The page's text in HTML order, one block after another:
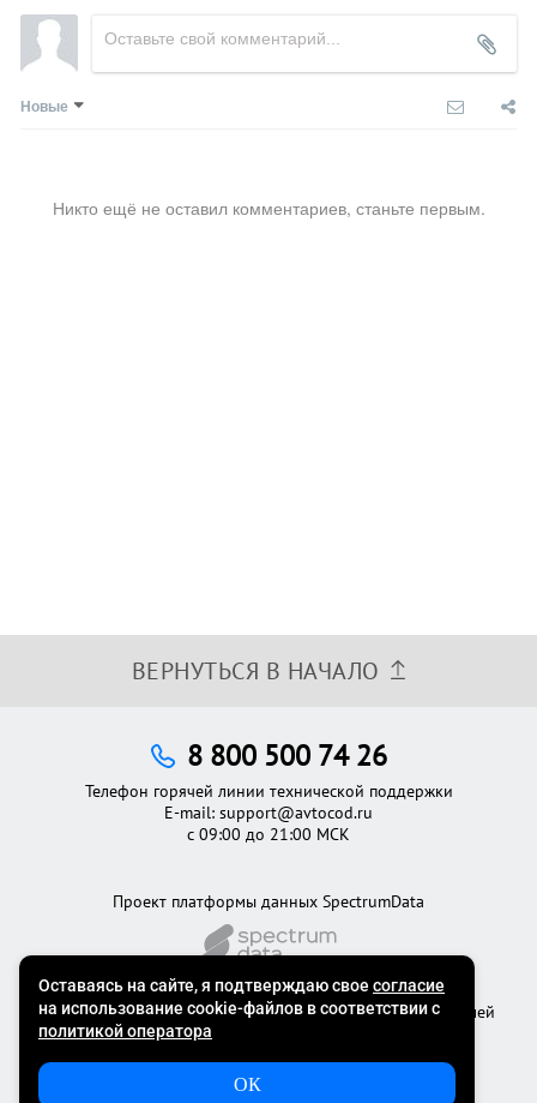
Новые
Никто ещё не оставил комментариев, станьте первым.
ВЕРНУТЬСЯ В НАЧАЛО
©2012 - 2026Официальный сервис проверки автомобилей
Проект платформы данных SpectrumData
8 800 500 74 26
Телефон горячей линии технической поддержки
E-mail: support@avtocod.ru
с 09:00 до 21:00 МСК